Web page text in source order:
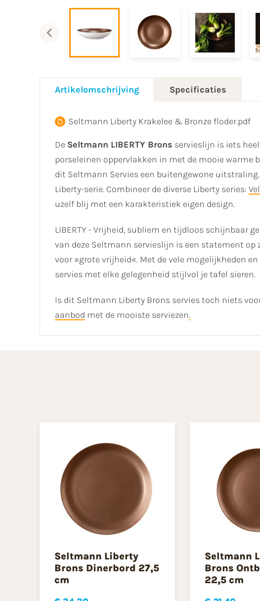
Artikelomschrijving Specificaties
Seltmann Liberty Krakelee & Bronze floder.pdf
De Seltmann LIBERTY Brons servieslijn is iets
porseleinen oppervlakken in met de mooie warme
dit Seltmann Servies een buitengewone
Liberty-serie. Combineer de diverse Liberty series:
uzelf blij met een karakteristiek eigen design.
LIBERTY - Vrijheid, subliem en tijdloos schijnbaar
van deze Seltmann servieslijn is een statement
voor »grote vrijheid«. Met de vele mogelijkheden
servies met elke gelegenheid stijlvol je tafel sieren.
Is dit Seltmann Liberty Brons servies toch niets
aanbod met de mooiste serviezen.
Seltmann Liberty
Brons Dinerbord 27,5
cm
Seltmann
Brons
22,5 cm